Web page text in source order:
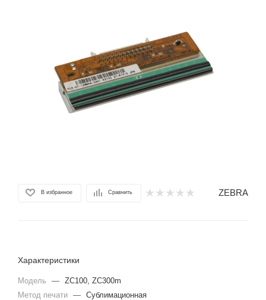
В избранное Сравнить ZEBRA
Характеристики
Модель — ZC100, ZC300m
Метод печати — Сублимационная